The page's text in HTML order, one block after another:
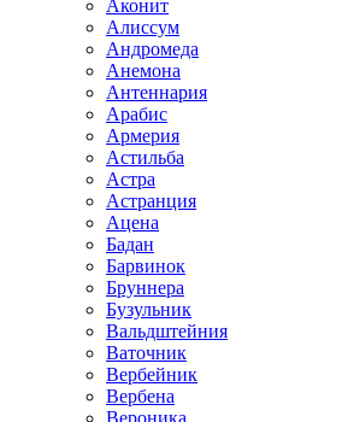
Аконит
Алиссум
Андромеда
Анемона
Антеннария
Арабис
Армерия
Астильба
Астра
Астранция
Ацена
Бадан
Барвинок
Бруннера
Бузульник
Вальдштейния
Ваточник
Вербейник
Вербена
Вероника